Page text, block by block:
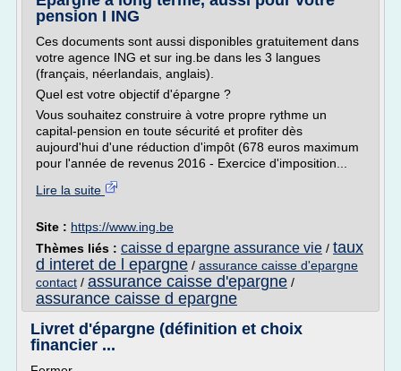
pension I ING
Ces documents sont aussi disponibles gratuitement dans
votre agence ING et sur ing.be dans les 3 langues
(français, néerlandais, anglais).
Quel est votre objectif d'épargne ?
Vous souhaitez construire à votre propre rythme un
capital-pension en toute sécurité et profiter dès
aujourd'hui d'une réduction d'impôt (678 euros maximum
pour l'année de revenus 2016 - Exercice d'imposition...
Lire la suite
Site : https://www.ing.be
Thèmes liés : caisse d epargne assurance vie / taux
d interet de l epargne / assurance caisse d'epargne
contact / assurance caisse d'epargne /
assurance caisse d epargne
Livret d'épargne (définition et choix
financier ...